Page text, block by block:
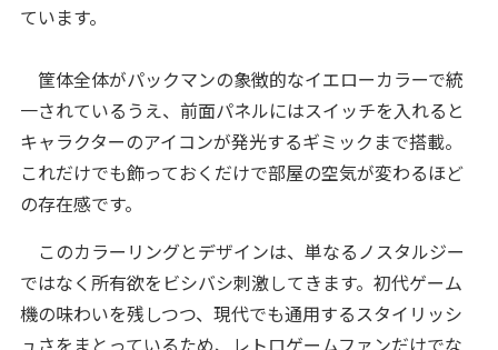
ています。
筐体全体がパックマンの象徴的なイエローカラーで統
一されているうえ、前面パネルにはスイッチを入れると
キャラクターのアイコンが発光するギミックまで搭載。
これだけでも飾っておくだけで部屋の空気が変わるほど
の存在感です。
このカラーリングとデザインは、単なるノスタルジー
ではなく所有欲をビシバシ刺激してきます。初代ゲーム
機の味わいを残しつつ、現代でも通用するスタイリッシ
ュさをまとっているため、レトロゲームファンだけでな